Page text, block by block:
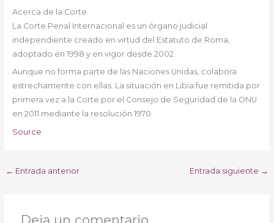
Acerca de la Corte
La Corte Penal Internacional es un órgano judicial
independiente creado en virtud del Estatuto de Roma,
adoptado en 1998 y en vigor desde 2002.
Aunque no forma parte de las Naciones Unidas, colabora
estrechamente con ellas. La situación en Libia fue remitida por
primera vez a la Corte por el Consejo de Seguridad de la ONU
en 2011 mediante la resolución 1970.
Source
← Entrada anterior Entrada siguiente →
Deja un comentario